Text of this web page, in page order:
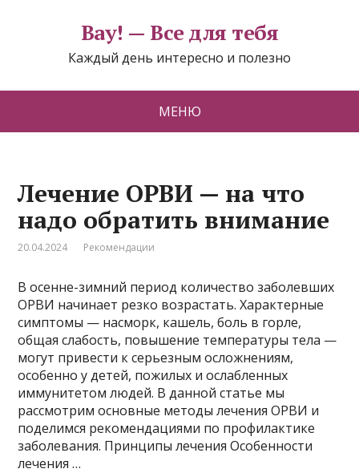
Вау! — Все для тебя
Каждый день интересно и полезно
МЕНЮ
Лечение ОРВИ — на что
надо обратить внимание
20.04.2024 Рекомендации
В осенне-зимний период количество заболевших
ОРВИ начинает резко возрастать. Характерные
симптомы — насморк, кашель, боль в горле,
общая слабость, повышение температуры тела —
могут привести к серьезным осложнениям,
особенно у детей, пожилых и ослабленных
иммунитетом людей. В данной статье мы
рассмотрим основные методы лечения ОРВИ и
поделимся рекомендациями по профилактике
заболевания. Принципы лечения Особенности
лечения …